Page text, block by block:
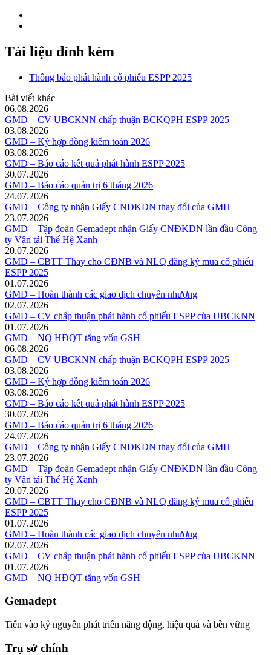
Tài liệu đính kèm
Thông báo phát hành cổ phiếu ESPP 2025
Bài viết khác
06.08.2026
GMD – CV UBCKNN chấp thuận BCKQPH ESPP 2025
03.08.2026
GMD – Ký hợp đồng kiểm toán 2026
03.08.2026
GMD – Báo cáo kết quả phát hành ESPP 2025
30.07.2026
GMD – Báo cáo quản trị 6 tháng 2026
24.07.2026
GMD – Công ty nhận Giấy CNĐKDN thay đổi của GMH
23.07.2026
GMD – Tập đoàn Gemadept nhận Giấy CNĐKDN lần đầu Công
ty Vận tải Thế Hệ Xanh
20.07.2026
GMD – CBTT Thay cho CĐNB và NLQ đăng ký mua cổ phiếu
ESPP 2025
01.07.2026
GMD – Hoàn thành các giao dịch chuyển nhượng
02.07.2026
GMD – CV chấp thuận phát hành cổ phiếu ESPP của UBCKNN
01.07.2026
GMD – NQ HĐQT tăng vốn GSH
06.08.2026
GMD – CV UBCKNN chấp thuận BCKQPH ESPP 2025
03.08.2026
GMD – Ký hợp đồng kiểm toán 2026
03.08.2026
GMD – Báo cáo kết quả phát hành ESPP 2025
30.07.2026
GMD – Báo cáo quản trị 6 tháng 2026
24.07.2026
GMD – Công ty nhận Giấy CNĐKDN thay đổi của GMH
23.07.2026
GMD – Tập đoàn Gemadept nhận Giấy CNĐKDN lần đầu Công
ty Vận tải Thế Hệ Xanh
20.07.2026
GMD – CBTT Thay cho CĐNB và NLQ đăng ký mua cổ phiếu
ESPP 2025
01.07.2026
GMD – Hoàn thành các giao dịch chuyển nhượng
02.07.2026
GMD – CV chấp thuận phát hành cổ phiếu ESPP của UBCKNN
01.07.2026
GMD – NQ HĐQT tăng vốn GSH
Gemadept
Tiến vào kỷ nguyên phát triển năng động, hiệu quả và bền vững
Trụ sở chính